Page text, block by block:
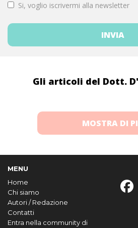
Si, voglio iscrivermi alla newsletter
Gli articoli del Dott.
MOSTRA DI
MENU
Home
Chi siamo
Autori / Redazione
Contatti
Entra nella community di